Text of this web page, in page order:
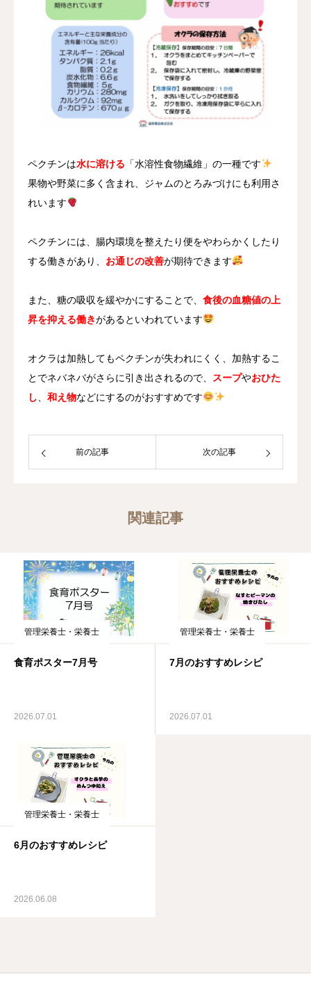
ペクチンは水に溶ける 「水溶性食物繊維」の一種です
果物や野菜に多く含まれ、ジャムのとろみづけにも利用さ
れいます
ペクチンには、腸内環境を整えたり便をやわらかくしたり
する働きがあり、 お通じの改善が期待できます
また、糖の吸収を緩やかにすることで、 食後の血糖値の上
昇を抑える働きがあるといわれています
オクラは加熱してもペクチンが失われにくく、加熱するこ
とでネバネバがさらに引き出されるので、
スープやおひた
し
和え物などにするのがおすすめです
前の記事 次の記事
関連記事
管理栄養士・栄養士
食育ポスター7月号
2026.07.01
管理栄養士・栄養士
7月のおすすめレシピ
2026.07.01
管理栄養士・栄養士
6月のおすすめレシピ
2026.06.08